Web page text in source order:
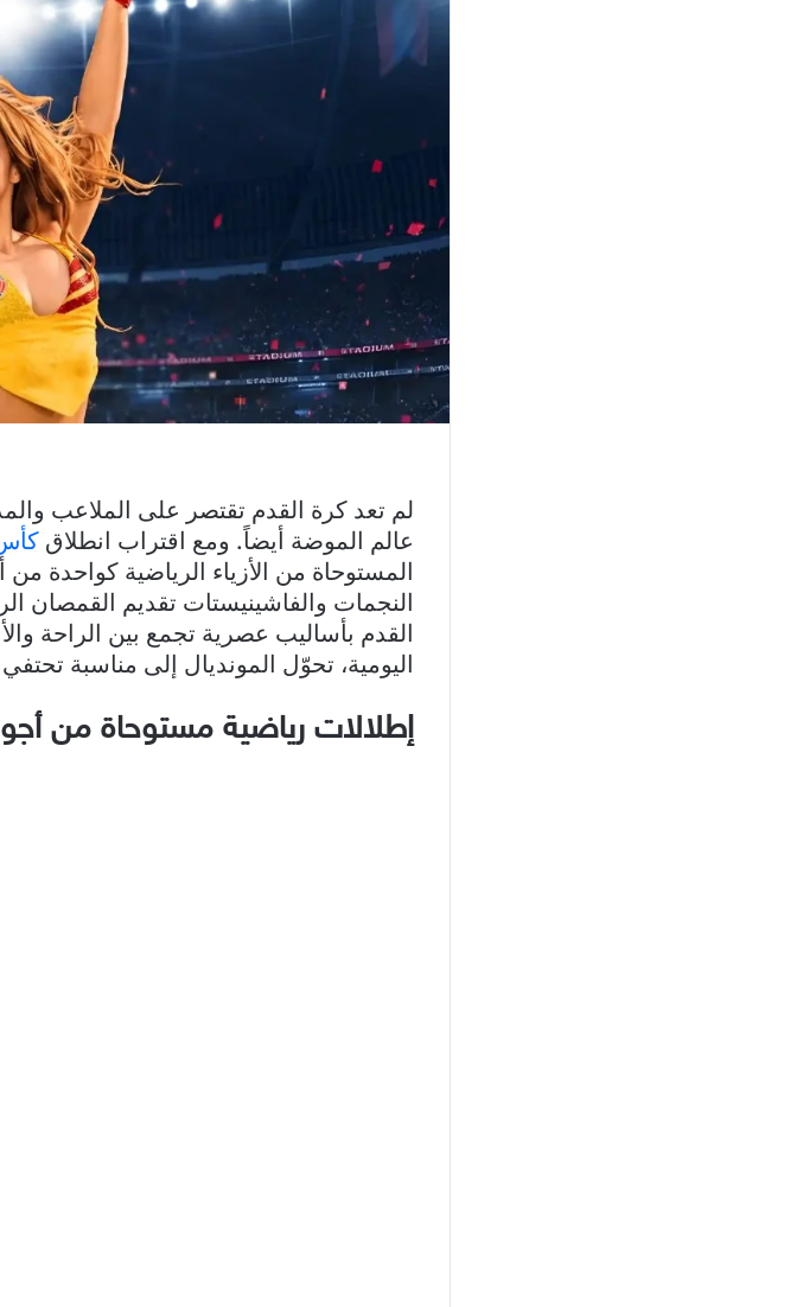
لم تعد كرة القدم تقتصر على الملاعب
عالم الموضة أيضاً. ومع اقتراب انطلاق كأس
المستوحاة من الأزياء الرياضية كواحدة
النجمات والفاشينيستات تقديم القمصان
القدم بأساليب عصرية تجمع بين الراحة
اليومية، تحوّل المونديال إلى مناسبة
إطلالات رياضية مستوحاة من أجواء